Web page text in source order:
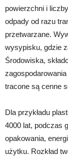
powierzchni i
odpady od razu
przetwarzane.
wysypisku, gdzie
Środowiska,
tracone są cenne
Dla przykładu
4000 lat, podczas
opakowania,
użytku. Rozkład